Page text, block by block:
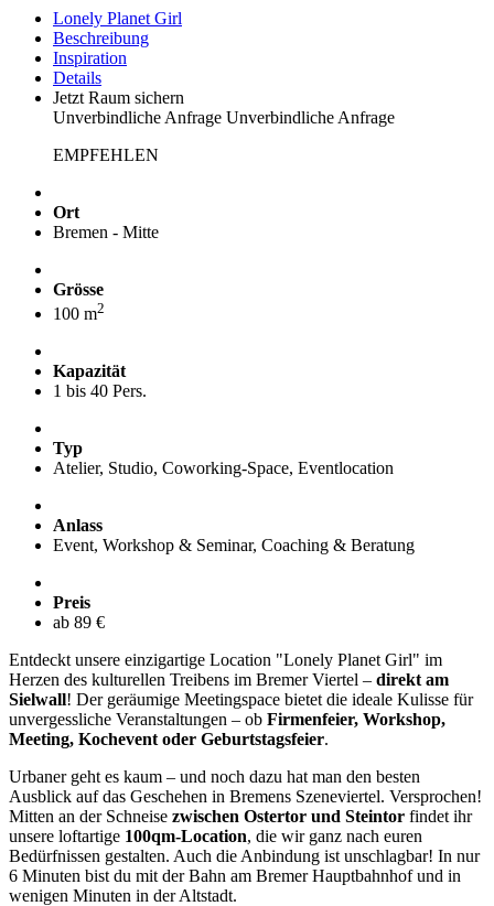
Lonely Planet Girl
Beschreibung
Inspiration
Details
Jetzt Raum sichern
Unverbindliche Anfrage Unverbindliche Anfrage
EMPFEHLEN
Ort
Bremen - Mitte
Grösse
100 m2
Kapazität
1 bis 40 Pers.
Typ
Atelier, Studio, Coworking-Space, Eventlocation
Anlass
Event, Workshop & Seminar, Coaching & Beratung
Preis
ab 89 €
Entdeckt unsere einzigartige Location "Lonely Planet Girl" im
Herzen des kulturellen Treibens im Bremer Viertel – direkt am
Sielwall! Der geräumige Meetingspace bietet die ideale Kulisse für
unvergessliche Veranstaltungen – ob Firmenfeier, Workshop,
Meeting, Kochevent oder Geburtstagsfeier.
Urbaner geht es kaum – und noch dazu hat man den besten
Ausblick auf das Geschehen in Bremens Szeneviertel. Versprochen!
Mitten an der Schneise zwischen Ostertor und Steintor findet ihr
unsere loftartige 100qm-Location, die wir ganz nach euren
Bedürfnissen gestalten. Auch die Anbindung ist unschlagbar! In nur
6 Minuten bist du mit der Bahn am Bremer Hauptbahnhof und in
wenigen Minuten in der Altstadt.